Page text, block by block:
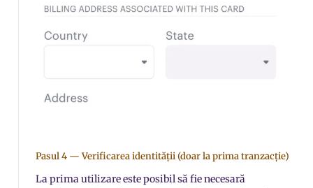
Pasul 4 — Verificarea identității (doar la prima tranzacție)
La prima utilizare este posibil să fie necesară